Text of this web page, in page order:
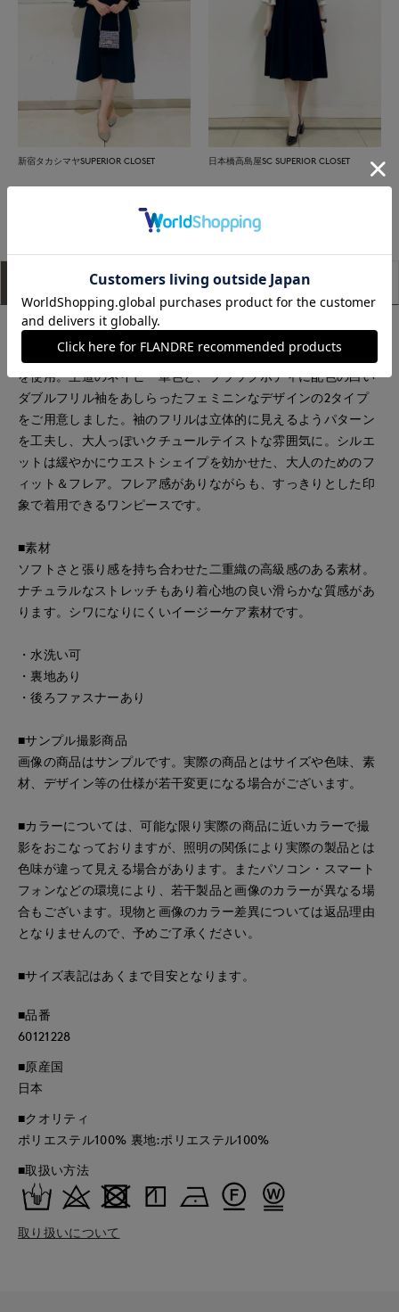
新宿タカシマヤSUPERIOR CLOSET 日本橋高島屋SC SUPERIOR CLOSET
アイテム説明 サイズ詳細 購入レビュー
■デザイン
ソフトさと程よい張り感を併せ持つ、二重織の高級感ある素材
を使用。王道のネイビー単色と、ブラックボディに配色の白い
ダブルフリル袖をあしらったフェミニンなデザインの2タイプ
をご用意しました。袖のフリルは立体的に見えるようパターン
を工夫し、大人っぽいクチュールテイストな雰囲気に。シルエ
ットは緩やかにウエストシェイプを効かせた、大人のためのフ
ィット＆フレア。フレア感がありながらも、すっきりとした印
象で着用できるワンピースです。
■素材
ソフトさと張り感を持ち合わせた二重織の高級感のある素材。
ナチュラルなストレッチもあり着心地の良い滑らかな質感があ
ります。シワになりにくいイージーケア素材です。
・水洗い可
・裏地あり
・後ろファスナーあり
■サンプル撮影商品
画像の商品はサンプルです。実際の商品とはサイズや色味、素
材、デザイン等の仕様が若干変更になる場合がございます。
■カラーについては、可能な限り実際の商品に近いカラーで撮
影をおこなっておりますが、照明の関係により実際の製品とは
色味が違って見える場合があります。またパソコン・スマート
フォンなどの環境により、若干製品と画像のカラーが異なる場
合もございます。現物と画像のカラー差異については返品理由
となりませんので、予めご了承ください。
■サイズ表記はあくまで目安となります。
■品番
60121228
■原産国
日本
■クオリティ
ポリエステル100% 裏地:ポリエステル100%
■取扱い方法
取り扱いについて